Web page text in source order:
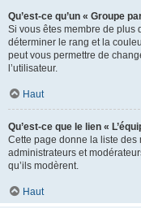
Qu’est-ce qu’un « Groupe
Si vous êtes membre de plus
déterminer le rang et la
peut vous permettre de
l’utilisateur.
Haut
Qu’est-ce que le lien «
Cette page donne la liste des
administrateurs et
qu’ils modèrent.
Haut